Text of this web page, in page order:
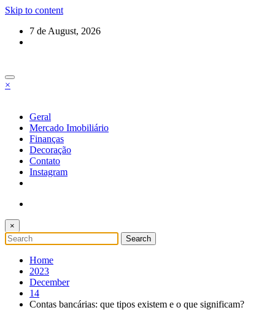
Skip to content
7 de August, 2026
×
Geral
Mercado Imobiliário
Finanças
Decoração
Contato
Instagram
×
Home
2023
December
14
Contas bancárias: que tipos existem e o que significam?